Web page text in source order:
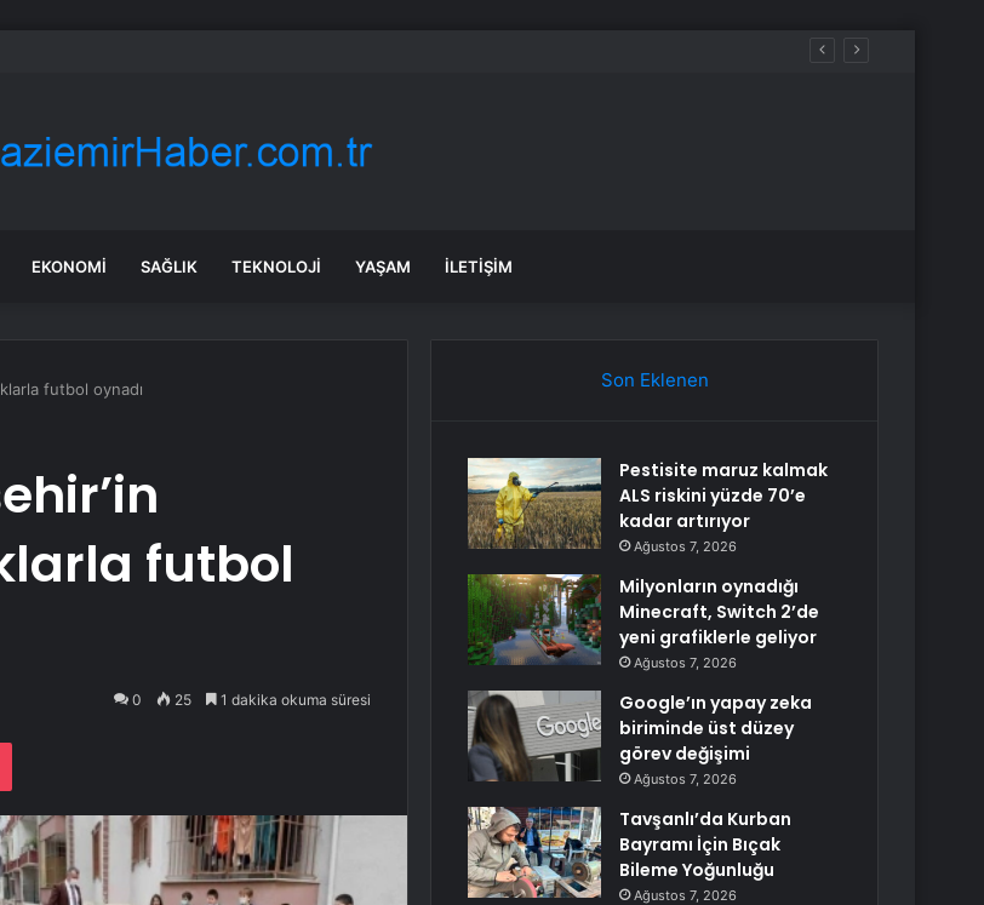
Switch 2’de yeni grafiklerle geliyor
EKONOMI SAĞLIK TEKNOLOJI YAŞAM İLETIŞIM
futbol oynadı
futbol
0 25 1 dakika okuma süresi
Pocket
Son Eklenen
Pestisite maruz kalmak
ALS riskini yüzde 70’e
kadar artırıyor
Ağustos 7, 2026
Milyonların oynadığı
Minecraft, Switch 2’de
yeni grafiklerle geliyor
Ağustos 7, 2026
Google’ın yapay zeka
biriminde üst düzey
görev değişimi
Ağustos 7, 2026
Tavşanlı’da Kurban
Bayramı İçin Bıçak
Bileme Yoğunluğu
Ağustos 7, 2026